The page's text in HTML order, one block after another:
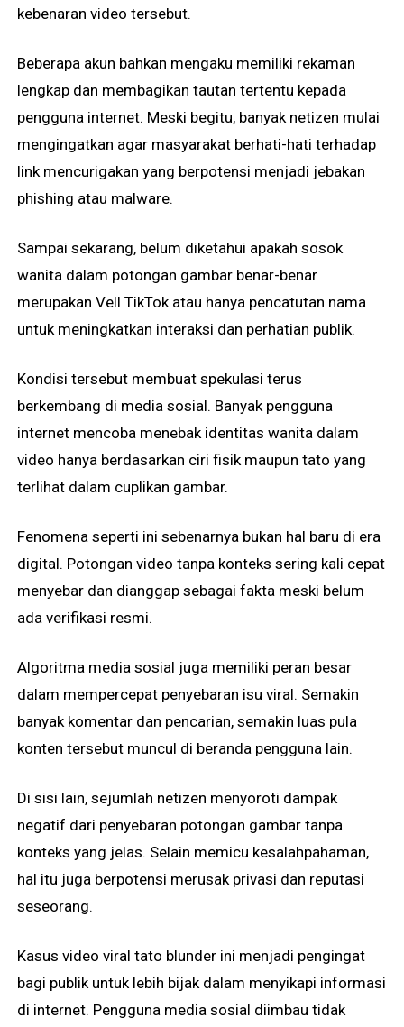
kebenaran video tersebut.
Beberapa akun bahkan mengaku memiliki rekaman
lengkap dan membagikan tautan tertentu kepada
pengguna internet. Meski begitu, banyak netizen mulai
mengingatkan agar masyarakat berhati-hati terhadap
link mencurigakan yang berpotensi menjadi jebakan
phishing atau malware.
Sampai sekarang, belum diketahui apakah sosok
wanita dalam potongan gambar benar-benar
merupakan Vell TikTok atau hanya pencatutan nama
untuk meningkatkan interaksi dan perhatian publik.
Kondisi tersebut membuat spekulasi terus
berkembang di media sosial. Banyak pengguna
internet mencoba menebak identitas wanita dalam
video hanya berdasarkan ciri fisik maupun tato yang
terlihat dalam cuplikan gambar.
Fenomena seperti ini sebenarnya bukan hal baru di era
digital. Potongan video tanpa konteks sering kali cepat
menyebar dan dianggap sebagai fakta meski belum
ada verifikasi resmi.
Algoritma media sosial juga memiliki peran besar
dalam mempercepat penyebaran isu viral. Semakin
banyak komentar dan pencarian, semakin luas pula
konten tersebut muncul di beranda pengguna lain.
Di sisi lain, sejumlah netizen menyoroti dampak
negatif dari penyebaran potongan gambar tanpa
konteks yang jelas. Selain memicu kesalahpahaman,
hal itu juga berpotensi merusak privasi dan reputasi
seseorang.
Kasus video viral tato blunder ini menjadi pengingat
bagi publik untuk lebih bijak dalam menyikapi informasi
di internet. Pengguna media sosial diimbau tidak